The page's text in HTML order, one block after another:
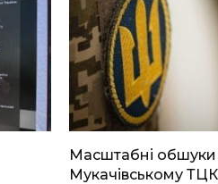
Масштабні обшуки
Мукачівському